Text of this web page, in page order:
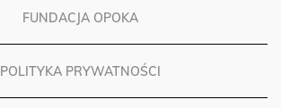
FUNDACJA OPOKA
POLITYKA PRYWATNOŚCI